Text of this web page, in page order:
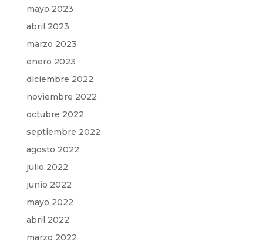
mayo 2023
abril 2023
marzo 2023
enero 2023
diciembre 2022
noviembre 2022
octubre 2022
septiembre 2022
agosto 2022
julio 2022
junio 2022
mayo 2022
abril 2022
marzo 2022